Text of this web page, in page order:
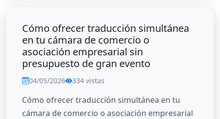
Cómo ofrecer traducción simultánea
en tu cámara de comercio o
asociación empresarial sin
presupuesto de gran evento
04/05/2026 334 vistas
Cómo ofrecer traducción simultánea en tu
cámara de comercio o asociación empresarial